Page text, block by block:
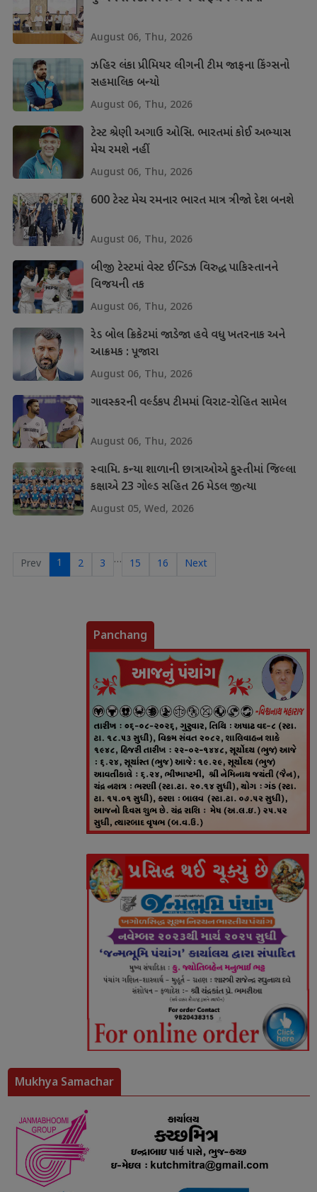
August 06, Thu, 2026
ઝહિર લંકા પ્રીમિયર લીગની ટીમ જાફના કિંગ્સનો
સહમાલિક બન્યો
August 06, Thu, 2026
ટેસ્ટ શ્રેણી અગાઉ ઓસિ. ભારતમાં કોઈ અભ્યાસ
મેચ રમશે નહીં
August 06, Thu, 2026
600 ટેસ્ટ મેચ રમનાર ભારત માત્ર ત્રીજો દેશ બનશે
August 06, Thu, 2026
બીજી ટેસ્ટમાં વેસ્ટ ઈન્ડિઝ વિરુદ્ધ પાકિસ્તાનને
વિજયની તક
August 06, Thu, 2026
રેડ બોલ ક્રિકેટમાં જાડેજા હવે વધુ ખતરનાક અને
આક્રમક : પૂજારા
August 06, Thu, 2026
ગાવસ્કરની વર્લ્ડકપ ટીમમાં વિરાટ-રોહિત સામેલ
August 06, Thu, 2026
સ્વામિ. કન્યા શાળાની છાત્રાઓએ કુસ્તીમાં જિલ્લા
કક્ષાએ 23 ગોલ્ડ સહિત 26 મેડલ જીત્યા
August 05, Wed, 2026
Prev 1 2 3 … 15 16 Next
Panchang
Mukhya Samachar